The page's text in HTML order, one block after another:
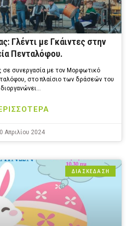
Γλέντι με Γκάιντες στην
Πενταλόφου.
συνεργασία με τον Μορφωτικό
στο πλαίσιο των δράσεών του
διοργανώνει…
Απριλίου 2024
ΔΙΑΣΚΕΔΑΣΗ